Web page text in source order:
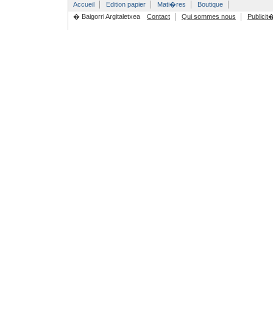
Accueil Edition papier Mati�res
Boutique
� Baigorri Argitaletxea
Contact Qui sommes nous